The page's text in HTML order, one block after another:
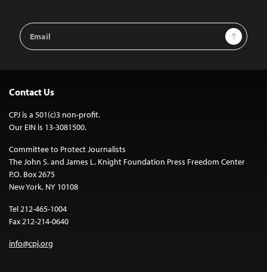
Email
Address
Sign Up
Contact Us
CPJ is a 501(c)3 non-profit.
Our EIN is 13-3081500.
Committee to Protect Journalists
The John S. and James L. Knight Foundation Press Freedom Center
P.O. Box 2675
New York, NY 10108
Tel 212-465-1004
Fax 212-214-0640
info@cpj.org